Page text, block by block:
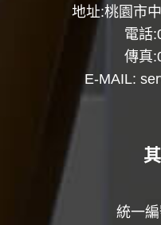
地址:桃園市
電話
傳真
E-MAIL:
統一